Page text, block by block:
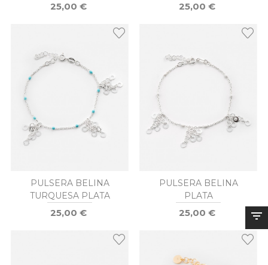
25,00 € 25,00 €
PULSERA BELINA
TURQUESA PLATA
25,00 €
PULSERA BELINA
PLATA
25,00 €